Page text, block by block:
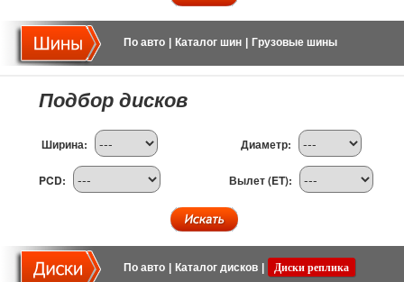
По авто Каталог шин Грузовые шины
Подбор дисков
Ширина: Диаметр:
PCD: Вылет (ET):
По авто Каталог дисков Диски реплика